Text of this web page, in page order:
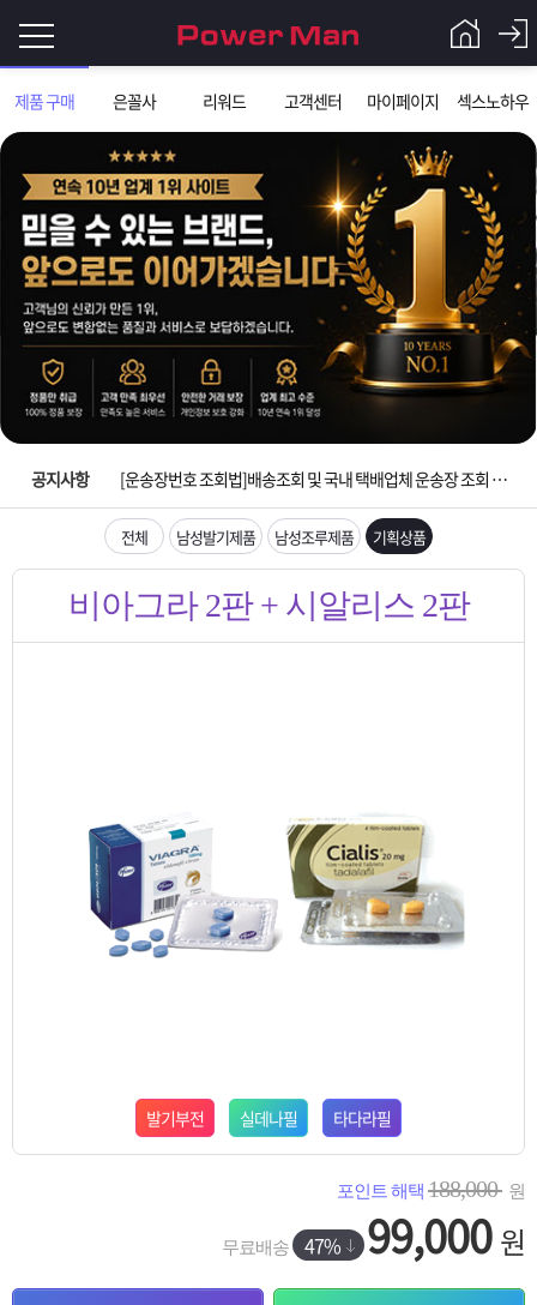
제품 구매 은꼴사 리워드 고객센터 마이페이지 섹스노하우
그
인
이
필
요
니
로
Q&A
파
워
맨
제
품
은
공지사항
입금확인이 안되는 상황을 대비해 꼭 입금후 고객센터 연락바랍니다.
[2026구정 연휴]설 연휴 배송 및 휴무 안내
[ios앱 오픈]아이폰 고객 앱설치 가능합니다.
[무인택배함 이용 안내] 집 밖에 주소로 택배 받기
전체 남성발기제품 남성조루제품 기획상품
비아그라 2판 + 시알리스 2판
발기부전 실데나필 타다라필
포인트 해택 188,000 원
무료배송 47% 99,000원